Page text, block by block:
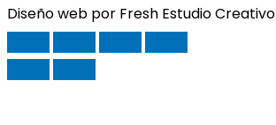
Diseño web por Fresh Estudio Creativo